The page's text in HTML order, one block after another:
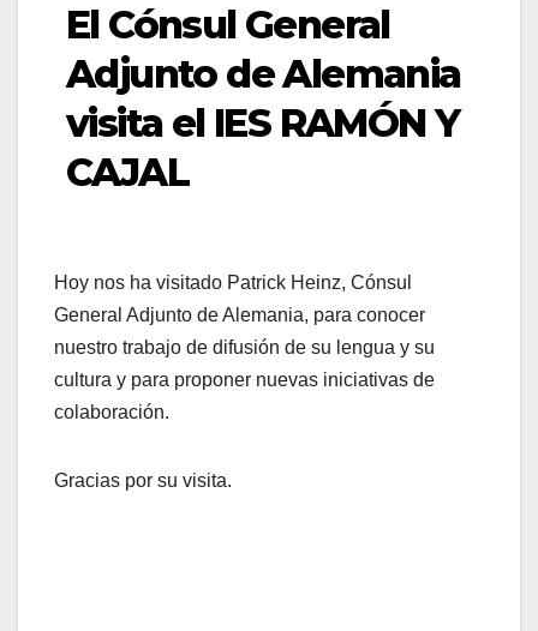
El Cónsul General
Adjunto de Alemania
visita el IES RAMÓN Y
CAJAL
Hoy nos ha visitado Patrick Heinz, Cónsul
General Adjunto de Alemania, para conocer
nuestro trabajo de difusión de su lengua y su
cultura y para proponer nuevas iniciativas de
colaboración.
Gracias por su visita.